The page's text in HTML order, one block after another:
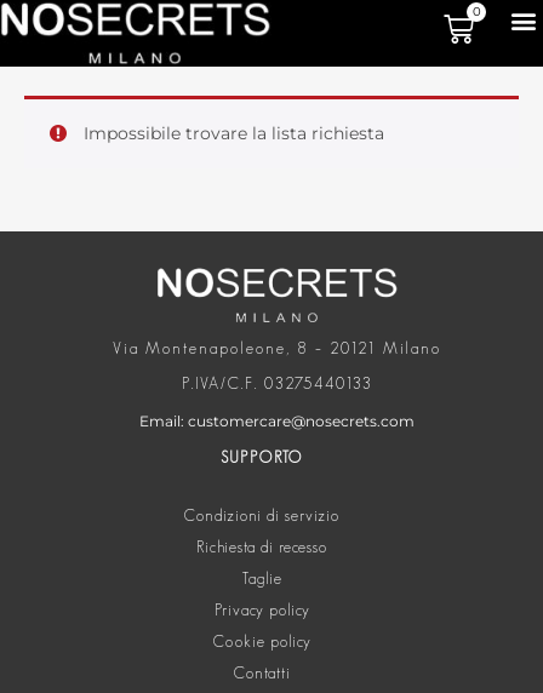
0
Impossibile trovare la lista richiesta
Via Montenapoleone, 8 – 20121 Milano
P.IVA/C.F. 03275440133
Email: customercare@nosecrets.com
SUPPORTO
Condizioni di servizio
Richiesta di recesso
Taglie
Privacy policy
Cookie policy
Contatti